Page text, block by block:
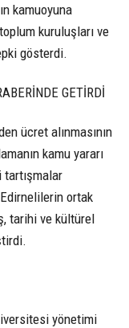
kamuoyuna
kuruluşları ve
gösterdi.
GETİRDİ
ücret alınmasının
kamu yararı
tartışmalar
ortak
tarihi ve kültürel
yönetimi